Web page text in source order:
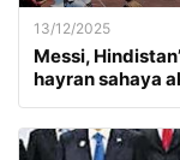
13/12/2025
Messi,
hayran sahaya